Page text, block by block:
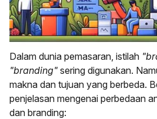
Dalam dunia pemasaran, istilah
"branding" sering digunakan.
makna dan tujuan yang berbeda.
penjelasan mengenai perbedaan
dan branding: